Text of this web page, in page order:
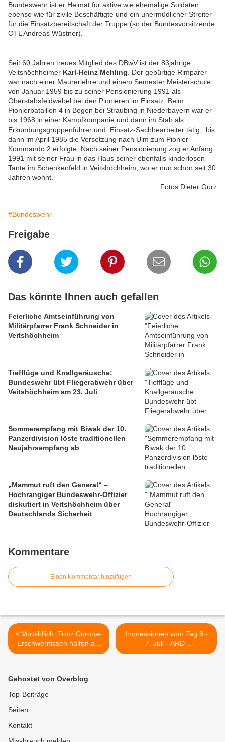
Bundeswehr ist er Heimat für aktive wie ehemalige Soldaten
ebenso wie für zivile Beschäftigte und ein unermüdlicher Streiter
für die Einsatzbereitschaft der Truppe (so der Bundesvorsitzende
OTL Andreas Wüstner).
Seit 60 Jahren treues Mitglied des DBwV ist der 83jährige
Veitshöchheimer Karl-Heinz Mehling . Der gebürtige Rimparer
war nach einer Maurerlehre und einem Semester Meisterschule
von Januar 1959 bis zu seiner Pensionierung 1991 als
Oberstabsfeldwebel bei den Pionieren im Einsatz. Beim
Pionierbataillon 4 in Bogen bei Straubing in Niederbayern war er
bis 1968 in einer Kampfkompanie und dann im Stab als
Erkundungsgruppenführer und Einsatz-Sachbearbeiter tätig, bis
dann im April 1985 die Versetzung nach Ulm zum Pionier-
Kommando 2 erfolgte. Nach seiner Pensionierung zog er Anfang
1991 mit seiner Frau in das Haus seiner ebenfalls kinderlosen
Tante im Schenkenfeld in Veitshöchheim, wo er nun schon seit 30
Jahren wohnt.
Fotos Dieter Gürz
#Bundeswehr
Freigabe
Das könnte Ihnen auch gefallen
Feierliche Amtseinführung von
Militärpfarrer Frank Schneider in
Veitshöchheim
Tiefflüge und Knallgeräusche:
Bundeswehr übt Fliegerabwehr über
Veitshöchheim am 23. Juli
Sommerempfang mit Biwak der 10.
Panzerdivision löste traditionellen
Neujahrsempfang ab
„Mammut ruft den General“ –
Hochrangiger Bundeswehr-Offizier
diskutiert in Veitshöchheim über
Deutschlands Sicherheit
Kommentare
Einen Kommentar hinzufügen
< Vorbildlich: Trotz Corona-
Erschwernissen halfen am
Gymnasium Veitshöchheim
Schülern
Impressionen vom Tag 8 -
7. Juli - ARD-
Morgenmagazin aus
Gehostet von Overblog
Top-Beiträge
Seiten
Kontakt